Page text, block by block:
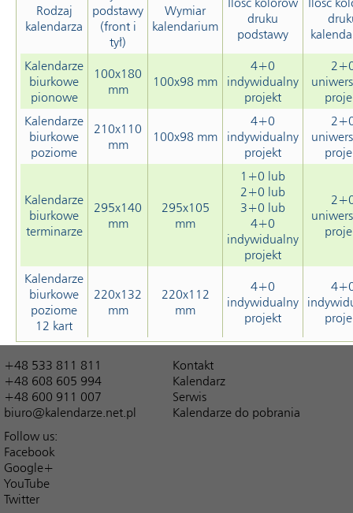
Rodzaj
kalendarza
podstawy
(front i
tył)
Wymiar
kalendarium
druku
podstawy
Kalendarze
biurkowe
pionowe
100x180
mm
100x98 mm
4+0
indywidualny
projekt
Kalendarze
biurkowe
poziome
210x110
mm
100x98 mm
4+0
indywidualny
projekt
Kalendarze
biurkowe
terminarze
295x140
mm
295x105
mm
1+0 lub
2+0 lub
3+0 lub
4+0
indywidualny
projekt
Kalendarze
biurkowe
poziome
12 kart
220x132
mm
220x112
mm
4+0
indywidualny
projekt
+48 533 811 811
+48 608 605 994
+48 600 911 007
biuro@kalendarze.net.pl
Kontakt
Kalendarz
Serwis
Kalendarze do pobrania
Follow us:
Facebook
Google+
YouTube
Twitter